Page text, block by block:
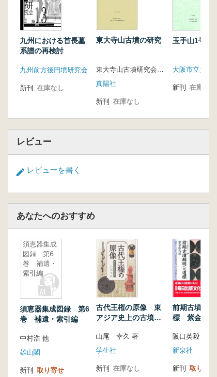
九州における首長墓
系譜の再検討
九州前方後円墳研究会
新刊 在庫なし
東大寺山古墳の研究
真陽社
新刊 在庫なし
玉手山1号墳
新刊 在庫なし
レビュー
レビューを書く
あなたへのおすすめ
須恵器集成
図録 第6
巻 補遺・
索引編
須恵器集成図録 第6
巻 補遺・索引編
中村浩 他
雄山閣
新刊 取り寄せ
古代王権の原像 東
アジア史上の古墳時
山尾 幸久 著
学生社
新刊 在庫なし
前期古墳解
標 紫金山古
阪口英毅 著
新泉社
新刊 取り寄せ